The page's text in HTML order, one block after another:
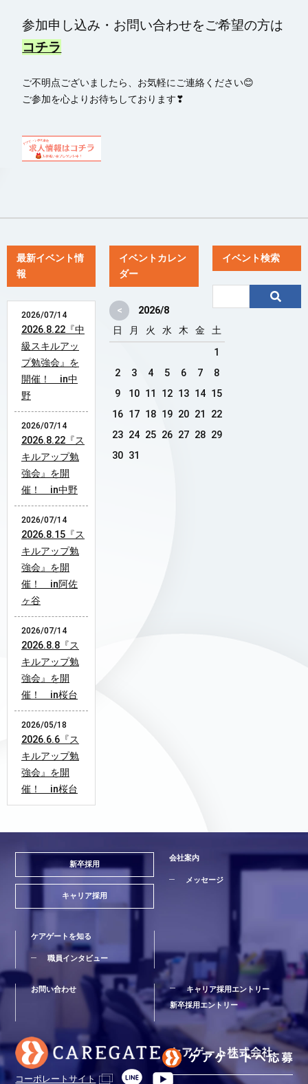
参加申し込み・お問い合わせをご希望の方は
コチラ
ご不明点ございましたら、お気軽にご連絡ください😊
ご参加を心よりお待ちしております❣
最新イベント情
報
2026/07/14
2026.8.22『中
級スキルアッ
プ勉強会』を
開催！ in中
野
2026/07/14
2026.8.22『ス
キルアップ勉
強会』を開
催！ in中野
2026/07/14
2026.8.15『ス
キルアップ勉
強会』を開
催！ in阿佐
ヶ谷
2026/07/14
2026.8.8『ス
キルアップ勉
強会』を開
催！ in桜台
2026/05/18
2026.6.6『ス
キルアップ勉
強会』を開
催！ in桜台
イベントカレン
ダー
<
2026/8
日
月 火 水 木 金
土
1
2
3 4 5 6 7
8
9
10 11 12 13 14 15
16 17 18 19 20 21
22
23 24 25 26 27 28 29
30 31
イベント検索
新卒採用
キャリア採用
会社案内
メッセージ
ケアゲートを知る
職員インタビュー
お問い合わせ
キャリア採用エントリー
新卒採用エントリー
コーポレートサイト